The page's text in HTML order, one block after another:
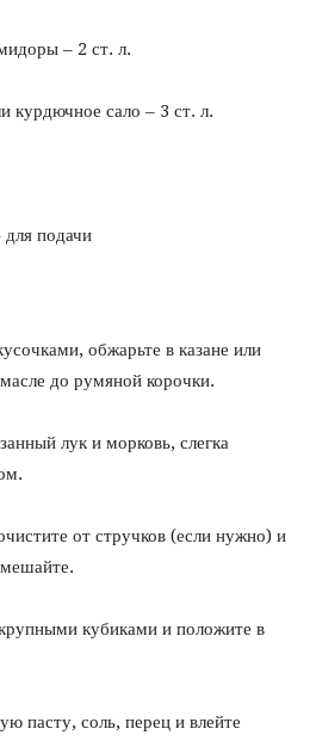
– 2 ст. л.
курдючное сало – 3 ст. л.
для подачи
обжарьте в казане или
до румяной корочки.
лук и морковь, слегка
от стручков (если нужно) и
кубиками и положите в
пасту, соль, перец и влейте